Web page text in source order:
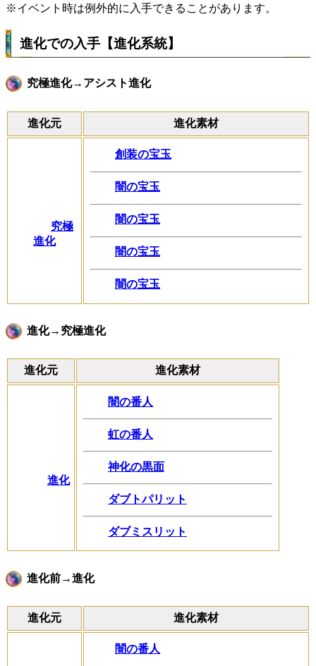
※イベント時は例外的に入手できることがあります。
進化での入手【進化系統】
究極進化→アシスト進化
進化元 進化素材
究極
進化
創装の宝玉
闇の宝玉
闇の宝玉
闇の宝玉
闇の宝玉
進化→究極進化
進化元 進化素材
進化
闇の番人
虹の番人
神化の黒面
ダブトパリット
ダブミスリット
進化前→進化
進化元 進化素材
闇の番人